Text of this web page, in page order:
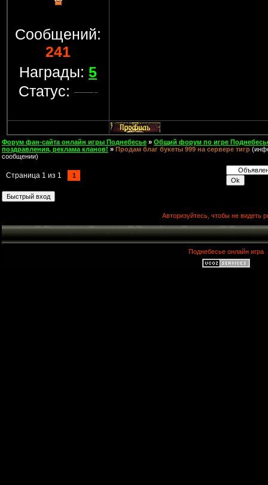
Сообщений:
241
Награды: 5
Статус:
Форум фан-сайта онлайн игры Поднебесье » Общий форум по игре
поздравления, реклама кланов! » Продам благ букеты 999 на сервере тигр
сообщении)
Страница 1 из 1 1
Авторизуйтесь, чтобы не видеть
Поднебесье онлайн игра